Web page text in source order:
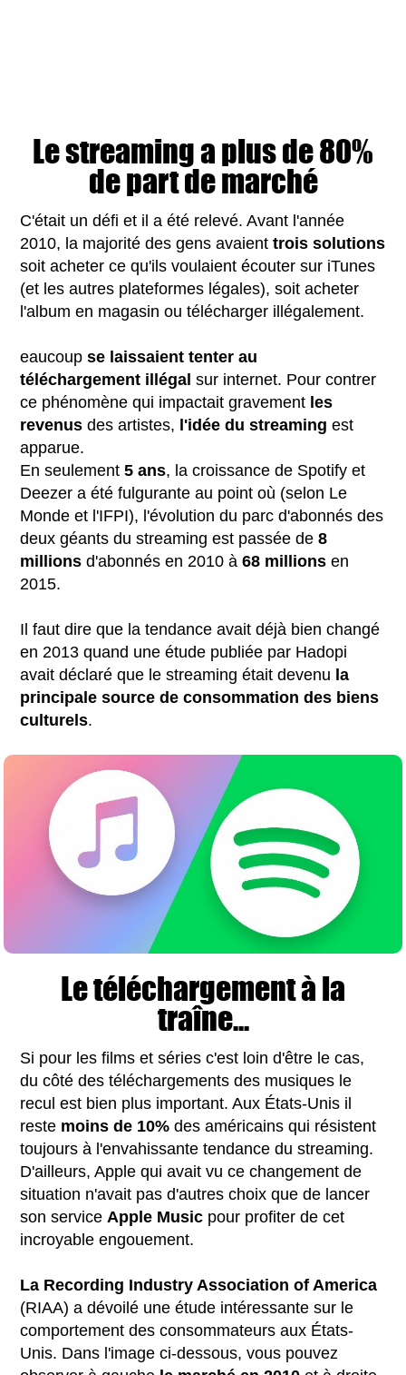
Le streaming a plus de 80%
de part de marché
C'était un défi et il a été relevé. Avant l'année
2010, la majorité des gens avaienttrois solutions
soit acheter ce qu'ils voulaient écouter sur iTunes
(et les autres plateformes légales), soit acheter
l'album en magasin ou télécharger illégalement.
eaucoupse laissaient tenter au
téléchargement illégalsur internet. Pour contrer
ce phénomène qui impactait gravement les
revenus des artistes, l'idée du streaming est
apparue.
En seulement5 ans, la croissance de Spotify et
Deezer a été fulgurante au point où (selon Le
Monde et l'IFPI), l'évolution du parc d'abonnés des
deux géants du streaming est passée de8
millions d'abonnés en 2010 à68 millionsen
2015.
Il faut dire que la tendance avait déjà bien changé
en 2013 quand une étude publiée par Hadopi
avait déclaré que le streaming était devenu la
principale source de consommation des biens
culturels.
Le téléchargement à la
traîne...
Si pour les films et séries c'est loin d'être le cas,
du côté des téléchargements des musiques le
recul est bien plus important. Aux États-Unis il
reste moins de 10% des américains qui résistent
toujours à l'envahissante tendance du streaming.
D'ailleurs, Apple qui avait vu ce changement de
situation n'avait pas d'autres choix que de lancer
son serviceApple Music pour profiter de cet
incroyable engouement.
La Recording Industry Association of America
(RIAA) a dévoilé une étude intéressante sur le
comportement des consommateurs aux États-
Unis. Dans l'image ci-dessous, vous pouvez